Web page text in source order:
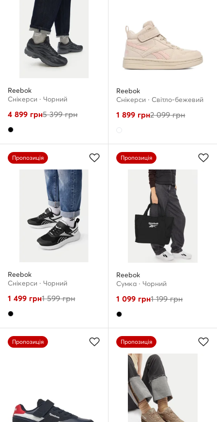
Reebok
Снікерcи · Чорний
4 899 грн5 399грн
Reebok
Снікерcи · Світло-бежевий
1 899 грн2 099грн
Пропозиція
Reebok
Снікерcи · Чорний
1 499 грн1 599грн
Пропозиція
Reebok
Сумка · Чорний
1 099 грн1 199грн
Пропозиція Пропозиція